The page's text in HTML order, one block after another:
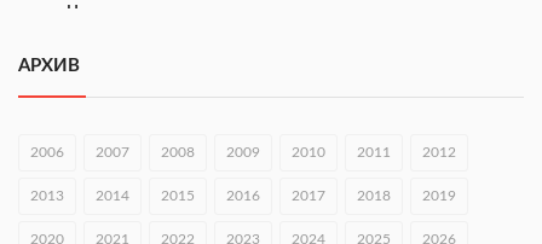
Новгород
В Нижегородской области прошло заседание АТК и
07.08.2026 14:54
В Чкаловске спустили на воду «Метеор-120Р»
07.08.2026 14:01
АРХИВ
2006 2007 2008 2009 2010 2011 2012
2013 2014 2015 2016 2017 2018 2019
2020 2021 2022 2023 2024 2025 2026